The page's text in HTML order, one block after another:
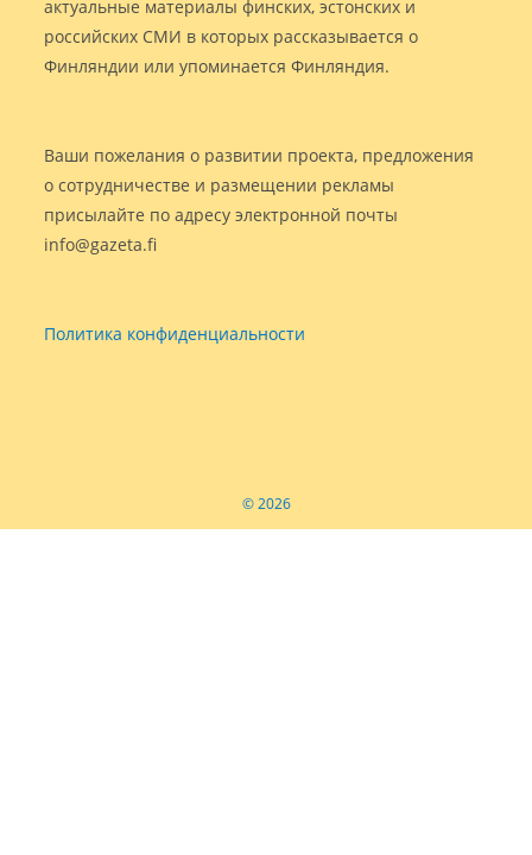
актуальные материалы финских, эстонских и
российских СМИ в которых рассказывается о
Финляндии или упоминается Финляндия.
Ваши пожелания о развитии проекта, предложения
о сотрудничестве и размещении рекламы
присылайте по адресу электронной почты
info@gazeta.fi
Политика конфиденциальности
© 2026